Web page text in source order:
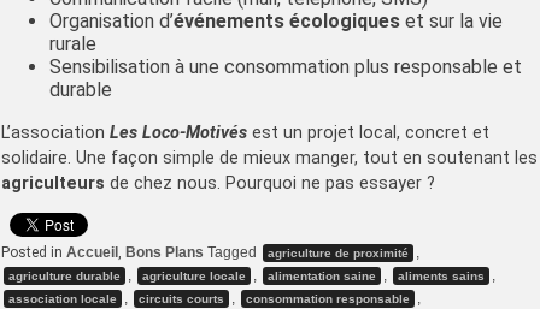
Organisation d’événements écologiques et sur la vie
rurale
Sensibilisation à une consommation plus responsable et
durable
L’association Les Loco-Motivés est un projet local, concret et
solidaire. Une façon simple de mieux manger, tout en soutenant les
agriculteurs de chez nous. Pourquoi ne pas essayer ?
Posted in Accueil , Bons Plans Tagged agriculture de proximité ,
agriculture durable , agriculture locale , alimentation saine , aliments sains ,
association locale , circuits courts , consommation responsable ,